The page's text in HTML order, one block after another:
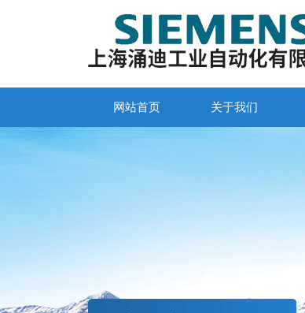
网站首页 关于我们